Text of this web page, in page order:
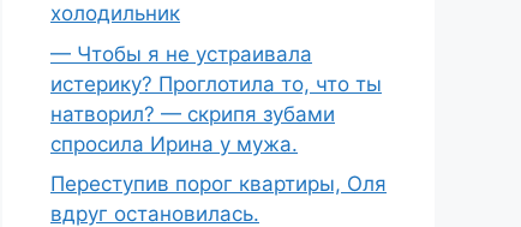
холодильник
— Чтобы я не устраивала
истерику? Проглотила то, что ты
натворил? — скрипя зубами
спросила Ирина у мужа.
Переступив порог квартиры, Оля
вдруг остановилась.